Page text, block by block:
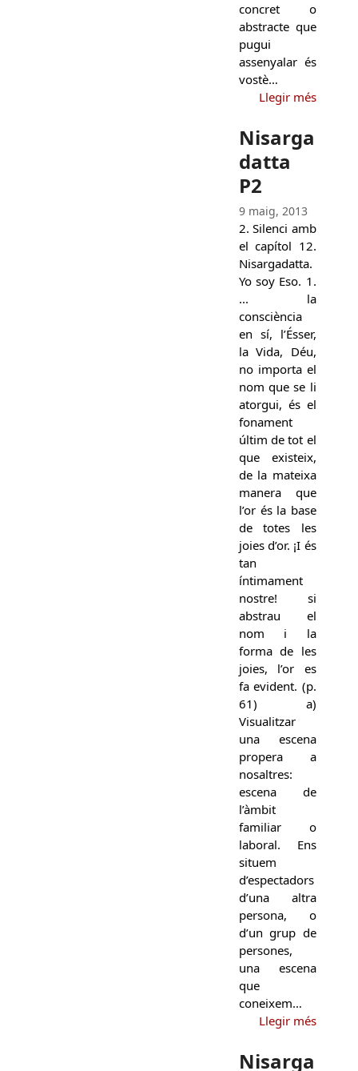
concret o
abstracte que
pugui
assenyalar és
vostè…
Llegir més
Nisarga
datta
P2
9 maig, 2013
2. Silenci amb
el capítol 12.
Nisargadatta.
Yo soy Eso. 1.
... la
consciència
en sí, l’Ésser,
la Vida, Déu,
no importa el
nom que se li
atorgui, és el
fonament
últim de tot el
que existeix,
de la mateixa
manera que
l’or és la base
de totes les
joies d’or. ¡I és
tan
íntimament
nostre! si
abstrau el
nom i la
forma de les
joies, l’or es
fa evident. (p.
61) a)
Visualitzar
una escena
propera a
nosaltres:
escena de
l’àmbit
familiar o
laboral. Ens
situem
d’espectadors
d’una altra
persona, o
d’un grup de
persones,
una escena
que
coneixem…
Llegir més
Nisarga